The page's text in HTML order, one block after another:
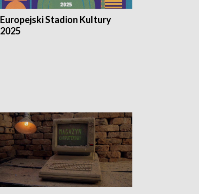
Europejski Stadion Kultury
2025